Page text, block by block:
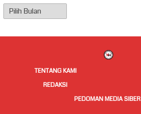
Arsip
Berita
TENTANG KAMI
REDAKSI
PEDOMAN MEDIA SIBER